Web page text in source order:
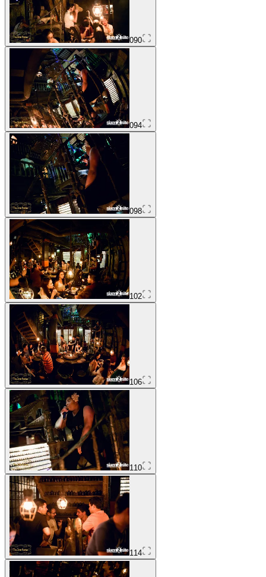
090
094
098
102
106
110
114